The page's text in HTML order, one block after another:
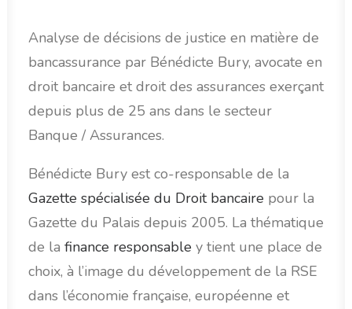
Analyse de décisions de justice en matière de
bancassurance par Bénédicte Bury, avocate en
droit bancaire et droit des assurances exerçant
depuis plus de 25 ans dans le secteur
Banque / Assurances.
Bénédicte Bury est co-responsable de la
Gazette spécialisée du Droit bancaire pour la
Gazette du Palais depuis 2005. La thématique
de la finance responsable y tient une place de
choix, à l’image du développement de la RSE
dans l’économie française, européenne et